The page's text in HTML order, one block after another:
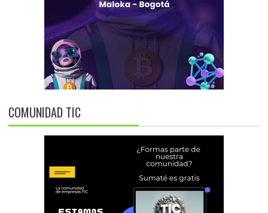
COMUNIDAD TIC